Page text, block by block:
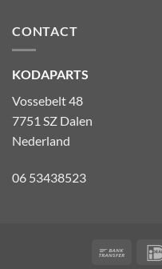
CONTACT
KODAPARTS
Vossebelt 48
7751 SZ Dalen
Nederland
06 53438523
Bank